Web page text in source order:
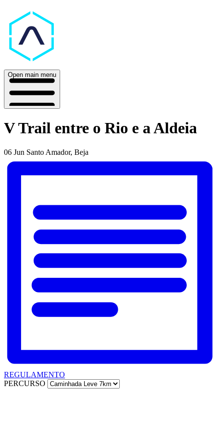
Open main menu
V Trail entre o Rio e a Aldeia
06 Jun Santo Amador, Beja
REGULAMENTO
PERCURSO